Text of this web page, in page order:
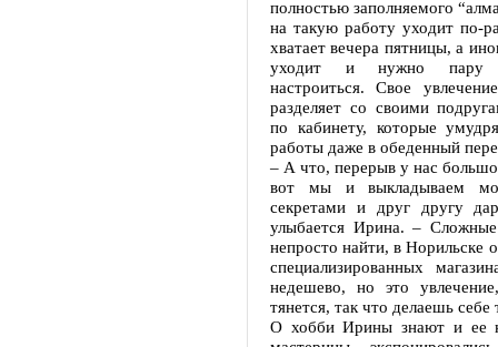
полностью заполняемого
на такую работу уходит по-
хватает вечера пятницы, а
уходит и нужно пару
настроиться. Свое
разделяет со своими
по кабинету, которые
работы даже в обеденный
– А что, перерыв у нас
вот мы и выкладываем
секретами и друг другу
улыбается Ирина. –
непросто найти, в Норильске
специализированных
недешево, но это
тянется, так что делаешь себе
О хобби Ирины знают и ее